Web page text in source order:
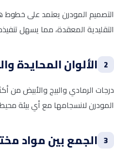
التصميم المودرن يعتمد على خطوط
التقليدية المعقدة، مما يسهل
2 الألوان المحايدة
درجات الرمادي والبيج والأبيض من
المودرن لانسجامها مع أي بيئة
3 الجمع بين مواد